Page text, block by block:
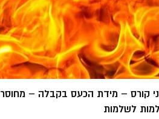
קורס – מידת הכעס בקבלה – מחוסר
לשלמות